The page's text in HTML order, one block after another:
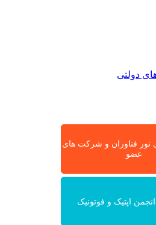
دولتی
فناوران و شرکت های
عضو
اپتیک و فوتونیک